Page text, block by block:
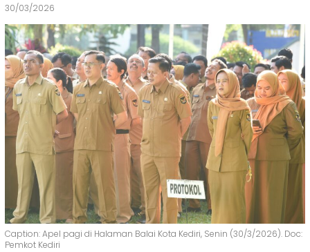
30/03/2026
Caption: Apel pagi di Halaman Balai Kota Kediri, Senin (30/3/2026). Doc:
Pemkot Kediri